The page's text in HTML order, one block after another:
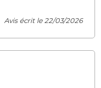
Avis écrit le 22/03/2026